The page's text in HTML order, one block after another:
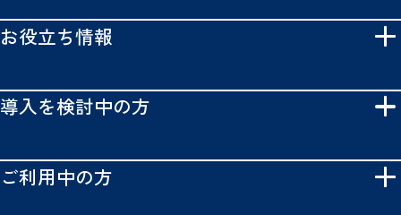
お役立ち情報
導入を検討中の方
ご利用中の方